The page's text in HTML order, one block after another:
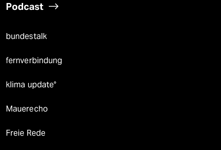
Podcast
bundestalk
fernverbindung
klima update°
Mauerecho
Freie Rede